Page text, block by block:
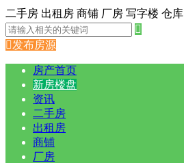
二手房 出租房 商铺 厂房 写字楼 仓库

发布房源
房产首页
新房楼盘
资讯
二手房
出租房
商铺
厂房